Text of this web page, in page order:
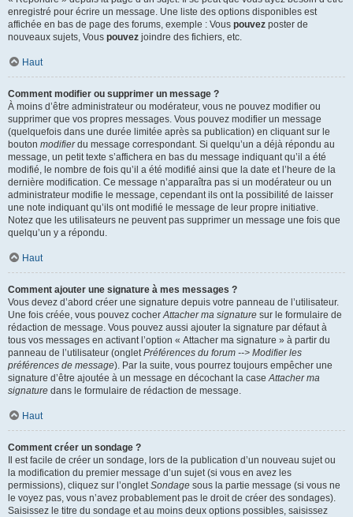
enregistré pour écrire un message. Une liste des options disponibles est
affichée en bas de page des forums, exemple : Vous pouvez poster de
nouveaux sujets, Vous pouvez joindre des fichiers, etc.
Haut
Comment modifier ou supprimer un message ?
À moins d’être administrateur ou modérateur, vous ne pouvez modifier ou
supprimer que vos propres messages. Vous pouvez modifier un message
(quelquefois dans une durée limitée après sa publication) en cliquant sur le
bouton modifierdu message correspondant. Si quelqu’un a déjà répondu au
message, un petit texte s’affichera en bas du message indiquant qu’il a été
modifié, le nombre de fois qu’il a été modifié ainsi que la date et l’heure de la
dernière modification. Ce message n’apparaîtra pas si un modérateur ou un
administrateur modifie le message, cependant ils ont la possibilité de laisser
une note indiquant qu’ils ont modifié le message de leur propre initiative.
Notez que les utilisateurs ne peuvent pas supprimer un message une fois que
quelqu’un y a répondu.
Haut
Comment ajouter une signature à mes messages ?
Vous devez d’abord créer une signature depuis votre panneau de l’utilisateur.
Une fois créée, vous pouvez cocherAttacher ma signature sur le formulaire de
rédaction de message. Vous pouvez aussi ajouter la signature par défaut à
tous vos messages en activant l’option « Attacher ma signature » à partir du
panneau de l’utilisateur (ongletPréférences du forum --> Modifier les
préférences de message). Par la suite, vous pourrez toujours empêcher une
signature d’être ajoutée à un message en décochant la caseAttacher ma
signature dans le formulaire de rédaction de message.
Haut
Comment créer un sondage ?
Il est facile de créer un sondage, lors de la publication d’un nouveau sujet ou
la modification du premier message d’un sujet (si vous en avez les
permissions), cliquez sur l’ongletSondage sous la partie message (si vous ne
le voyez pas, vous n’avez probablement pas le droit de créer des sondages).
Saisissez le titre du sondage et au moins deux options possibles, saisissez